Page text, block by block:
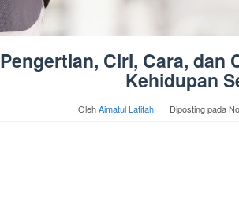
Pengertian, Ciri, Cara, dan
Kehidupan
OlehAimatul Latifah Diposting pada